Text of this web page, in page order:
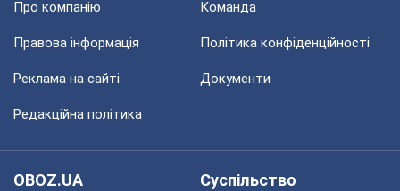
Про компанію Команда
Правова інформація Політика конфіденційності
Реклама на сайті Документи
Редакційна політика
OBOZ.UA
Суспільство